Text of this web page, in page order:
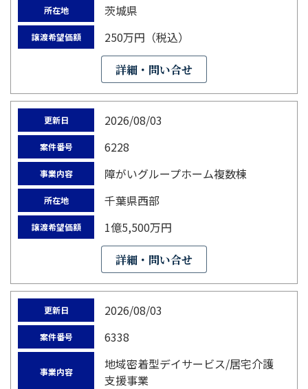
所在地 茨城県
譲渡希望価額 250万円（税込）
詳細・問い合せ
更新日 2026/08/03
案件番号 6228
事業内容 障がいグループホーム複数棟
所在地 千葉県西部
譲渡希望価額 1億5,500万円
詳細・問い合せ
更新日 2026/08/03
案件番号 6338
事業内容
地域密着型デイサービス/居宅介護
支援事業